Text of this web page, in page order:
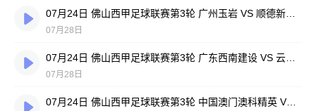
07月28日
07月28日
07月24日 佛山西甲足球联赛第3轮 中国澳门澳科精英 VS 藝品高國際 全场录像